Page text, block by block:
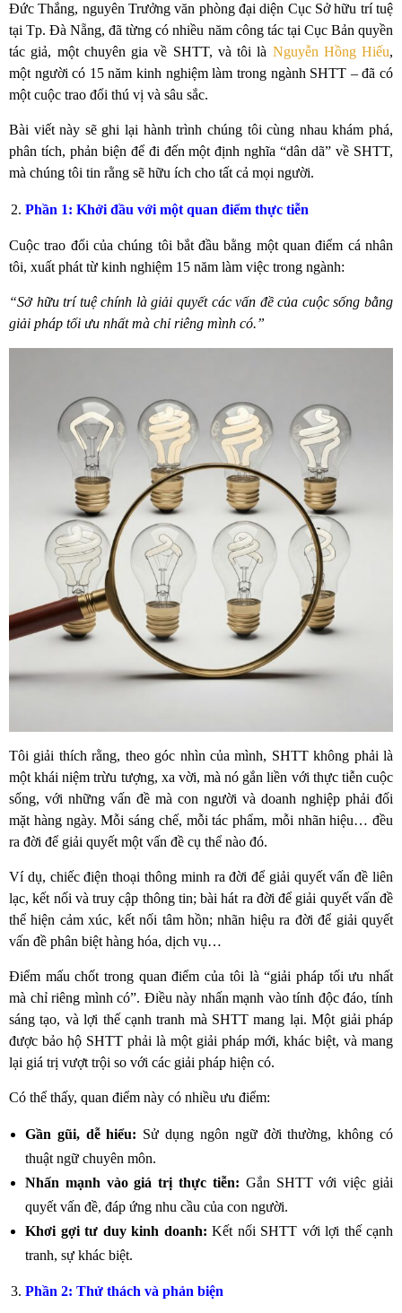
Đức Thắng, nguyên Trưởng văn phòng đại diện Cục Sở hữu trí tuệ
tại Tp. Đà Nẵng, đã từng có nhiều năm công tác tại Cục Bản quyền
tác giả, một chuyên gia về SHTT, và tôi là Nguyễn Hồng Hiếu,
một người có 15 năm kinh nghiệm làm trong ngành SHTT – đã có
một cuộc trao đổi thú vị và sâu sắc.
Bài viết này sẽ ghi lại hành trình chúng tôi cùng nhau khám phá,
phân tích, phản biện để đi đến một định nghĩa “dân dã” về SHTT,
mà chúng tôi tin rằng sẽ hữu ích cho tất cả mọi người.
Phần 1: Khởi đầu với một quan điểm thực tiễn
Cuộc trao đổi của chúng tôi bắt đầu bằng một quan điểm cá nhân
tôi, xuất phát từ kinh nghiệm 15 năm làm việc trong ngành:
“Sở hữu trí tuệ chính là giải quyết các vấn đề của cuộc sống bằng
giải pháp tối ưu nhất mà chỉ riêng mình có.”
Tôi giải thích rằng, theo góc nhìn của mình, SHTT không phải là
một khái niệm trừu tượng, xa vời, mà nó gắn liền với thực tiễn cuộc
sống, với những vấn đề mà con người và doanh nghiệp phải đối
mặt hàng ngày. Mỗi sáng chế, mỗi tác phẩm, mỗi nhãn hiệu… đều
ra đời để giải quyết một vấn đề cụ thể nào đó.
Ví dụ, chiếc điện thoại thông minh ra đời để giải quyết vấn đề liên
lạc, kết nối và truy cập thông tin; bài hát ra đời để giải quyết vấn đề
thể hiện cảm xúc, kết nối tâm hồn; nhãn hiệu ra đời để giải quyết
vấn đề phân biệt hàng hóa, dịch vụ…
Điểm mấu chốt trong quan điểm của tôi là “giải pháp tối ưu nhất
mà chỉ riêng mình có”. Điều này nhấn mạnh vào tính độc đáo, tính
sáng tạo, và lợi thế cạnh tranh mà SHTT mang lại. Một giải pháp
được bảo hộ SHTT phải là một giải pháp mới, khác biệt, và mang
lại giá trị vượt trội so với các giải pháp hiện có.
Có thể thấy, quan điểm này có nhiều ưu điểm:
Gần gũi, dễ hiểu: Sử dụng ngôn ngữ đời thường, không có
thuật ngữ chuyên môn.
Nhấn mạnh vào giá trị thực tiễn: Gắn SHTT với việc giải
quyết vấn đề, đáp ứng nhu cầu của con người.
Khơi gợi tư duy kinh doanh: Kết nối SHTT với lợi thế cạnh
tranh, sự khác biệt.
Phần 2: Thử thách và phản biện